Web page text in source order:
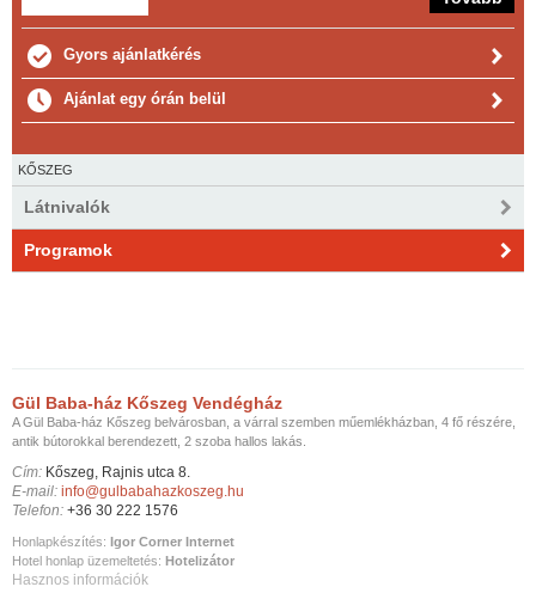
Gyors ajánlatkérés
Ajánlat egy órán belül
KŐSZEG
Látnivalók
Programok
Gül Baba-ház Kőszeg Vendégház
A Gül Baba-ház Kőszeg belvárosban, a várral szemben műemlékházban, 4 fő részére,
antik bútorokkal berendezett, 2 szoba hallos lakás.
Cím: Kőszeg, Rajnis utca 8.
E-mail: info@gulbabahazkoszeg.hu
Telefon: +36 30 222 1576
Honlapkészítés: Igor Corner Internet
Hotel honlap üzemeltetés: Hotelizátor
Hasznos információk